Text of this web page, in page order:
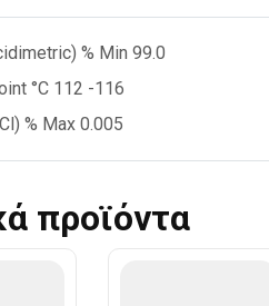
% Min 99.0
°C 112 -116
% Max 0.005
προϊόντα